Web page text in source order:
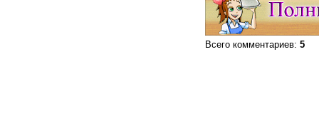
Всего комментариев: 5